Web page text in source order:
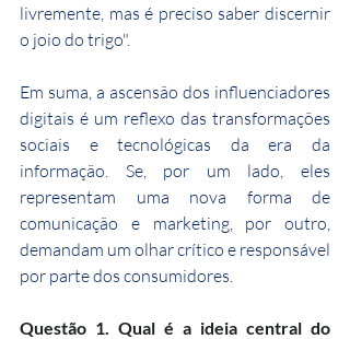
livremente, mas é preciso saber discernir
o joio do trigo".
Em suma, a ascensão dos influenciadores
digitais é um reflexo das transformações
sociais e tecnológicas da era da
informação. Se, por um lado, eles
representam uma nova forma de
comunicação e marketing, por outro,
demandam um olhar crítico e responsável
por parte dos consumidores.
Questão 1. Qual é a ideia central do